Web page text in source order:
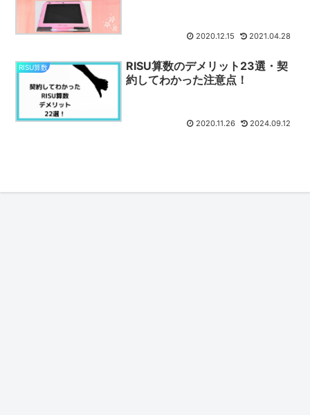
2020.12.15 2021.04.28
RISU算数
RISU算数のデメリット23選・契
約してわかった注意点！
2020.11.26 2024.09.12